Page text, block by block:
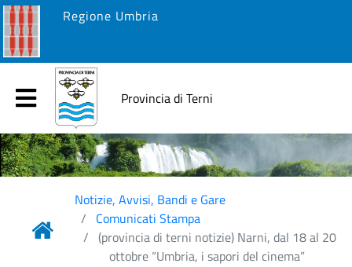
Regione Umbria
Provincia di Terni
Notizie, Avvisi, Bandi e Gare
Comunicati Stampa
(provincia di terni notizie) Narni, dal 18 al 20
ottobre “Umbria, i sapori del cinema”